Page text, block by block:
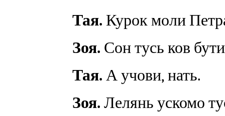
Тая. Курок моли
Зоя. Сон тусь ков
Тая. А учови, нать.
Зоя. Лелянь ускомо